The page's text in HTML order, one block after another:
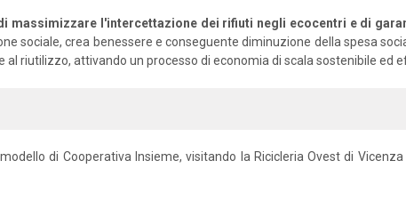
massimizzare l'intercettazione dei rifiuti negli ecocentri e di
sociale, crea benessere e conseguente diminuzione della spesa
riutilizzo, attivando un processo di economia di scala sostenibile ed
di Cooperativa Insieme, visitando la Ricicleria Ovest di